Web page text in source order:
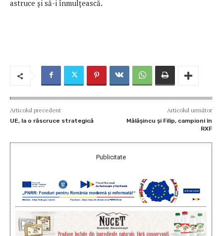
astruce și să-i înmulțească.
Articolul precedent
UE, la o răscruce strategică
Articolul următor
Mălășincu și Filip, campioni în
RXF
Publicitate